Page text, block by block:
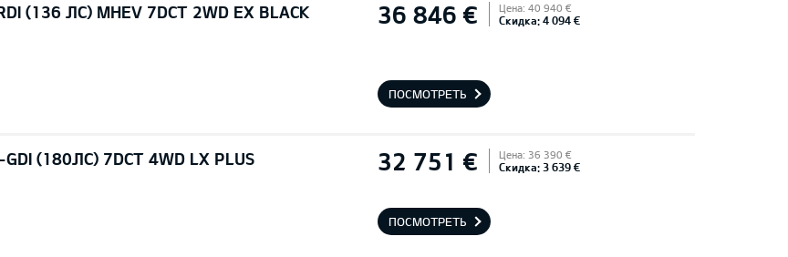
(136 ЛС) MHEV 7DCT 2WD EX BLACK
36 846 € Цена: 40 940 €
Скидка: 4 094 €
ПОСМОТРЕТЬ
GDI (180ЛС) 7DCT 4WD LX PLUS 32 751 € Цена: 36 390 €
Скидка: 3 639 €
ПОСМОТРЕТЬ